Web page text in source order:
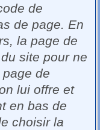
de
de page. En
la page de
site pour ne
de
lui offre et
en bas de
choisir la